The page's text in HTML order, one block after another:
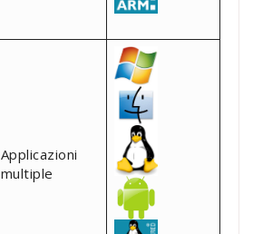
Applicazioni
multiple